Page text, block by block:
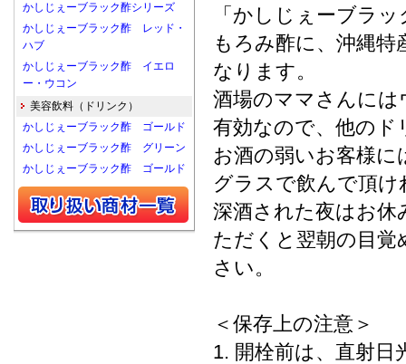
「かしじぇーブラ
もろみ酢に、沖縄
なります。
酒場のママさんに
有効なので、他のド
お酒の弱いお客様
グラスで飲んで頂
深酒された夜はお休
ただくと翌朝の目
さい。
＜保存上の注意＞
1. 開栓前は、直射
かしじぇーブラック酢シリーズ
かしじぇーブラック酢 レッド・
ハブ
かしじぇーブラック酢 イエロ
ー・ウコン
美容飲料（ドリンク）
かしじぇーブラック酢 ゴールド
かしじぇーブラック酢 グリーン
かしじぇーブラック酢 ゴールド